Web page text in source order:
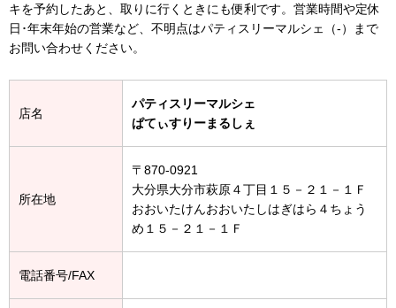
キを予約したあと、取りに行くときにも便利です。営業時間や定休
日･年末年始の営業など、不明点はパティスリーマルシェ（-）まで
お問い合わせください。
店名
パティスリーマルシェ
ぱてぃすりーまるしぇ
所在地
〒870-0921
大分県大分市萩原４丁目１５－２１－１Ｆ
おおいたけんおおいたしはぎはら４ちょう
め１５－２１－１Ｆ
電話番号/FAX